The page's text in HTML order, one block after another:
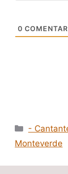
0
-
Monteverde